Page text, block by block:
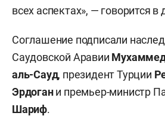
всех аспектах», — говорится в
Соглашение подписали
Саудовской Аравии
аль-Сауд, президент Турции
Эрдогани премьер-министр
Шариф.